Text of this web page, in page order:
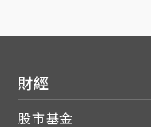
財經
股市基金